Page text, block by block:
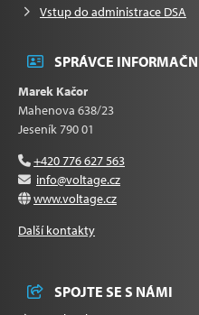
Vstup do administrace DSA
SPRÁVCE
Marek Kačor
Mahenova 638/23
Jeseník 790 01
+420 776 627 563
info@voltage.cz
www.voltage.cz
Další kontakty
SPOJTE SE S NÁMI